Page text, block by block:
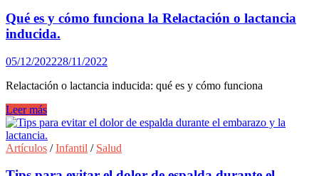
las
futuras
mamás
en
casa
Qué es y cómo funciona la Relactación o lactancia
inducida.
05/12/202228/11/2022
Relactación o lactancia inducida: qué es y cómo funciona
Qué
es
y
cómo
la
Leer más
Artículos /Infantil / Salud